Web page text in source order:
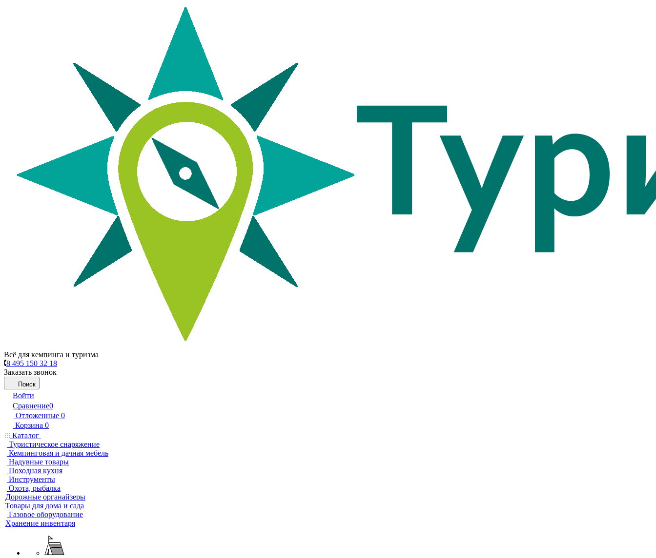
Всё для кемпинга и туризма
8 495 150 32 18
Заказать звонок
Поиск
Войти
Сравнение0
Отложенные 0
Корзина 0
Каталог
Туристическое снаряжение
Кемпинговая и дачная мебель
Надувные товары
Походная кухня
Инструменты
Охота, рыбалка
Дорожные органайзеры
Товары для дома и сада
Газовое оборудование
Хранение инвентаря